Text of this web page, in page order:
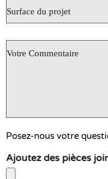
Surface
du
projet
votre
Posez-nous votre
Ajoutez des pièces